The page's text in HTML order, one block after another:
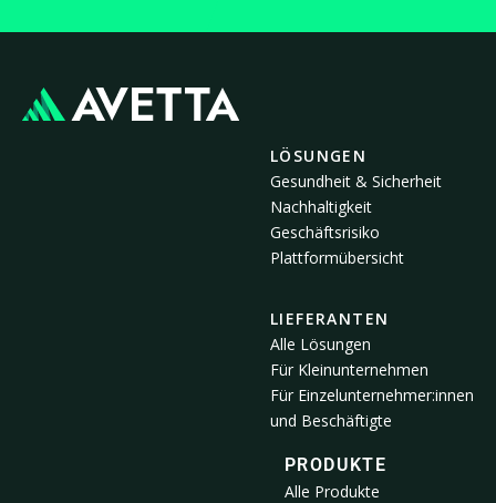
LÖSUNGEN
Gesundheit & Sicherheit
Nachhaltigkeit
Geschäftsrisiko
Plattformübersicht
LIEFERANTEN
Alle Lösungen
Für Kleinunternehmen
Für Einzelunternehmer:innen
und Beschäftigte
PRODUKTE
Alle Produkte